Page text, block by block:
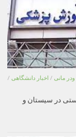
ودر مانی / اخبار دانشگاهی /
در سیستان و